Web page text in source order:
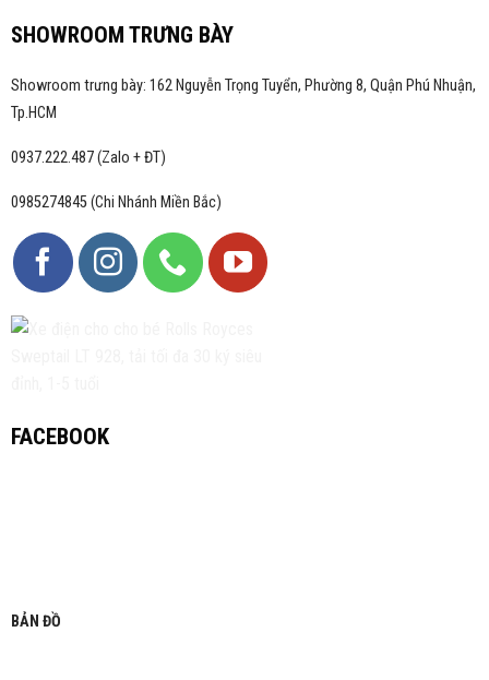
SHOWROOM TRƯNG BÀY
Showroom trưng bày: 162 Nguyễn Trọng Tuyển, Phường 8, Quận Phú Nhuận,
Tp.HCM
0937.222.487 (Zalo + ĐT)
0985274845 (Chi Nhánh Miền Bắc)
FACEBOOK
BẢN ĐỒ